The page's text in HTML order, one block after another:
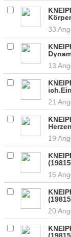
33
13
21
19
15
20